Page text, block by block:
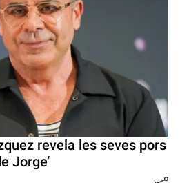
revela les seves pors
Jorge’